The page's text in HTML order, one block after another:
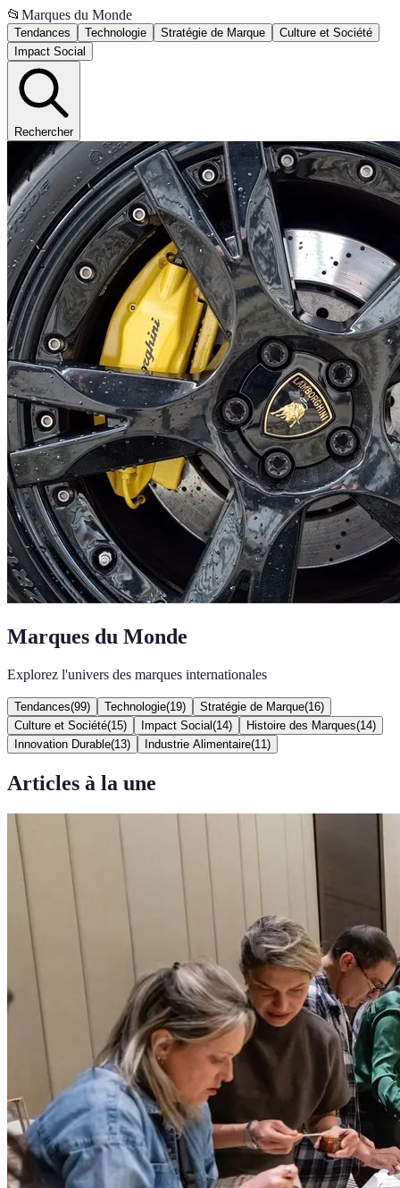
📂 Marques du Monde
Tendances Technologie Stratégie de Marque
Culture et Société
Impact Social
Rechercher
Marques du Monde
Explorez l'univers des marques internationales
Tendances(99) Technologie(19) Stratégie de Marque(16)
Culture et Société(15) Impact Social (14) Histoire des Marques(14)
Innovation Durable(13) Industrie Alimentaire(11 )
Articles à la une